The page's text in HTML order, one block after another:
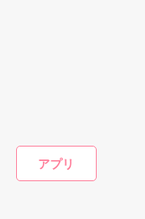
アプリ
感動のラスト──